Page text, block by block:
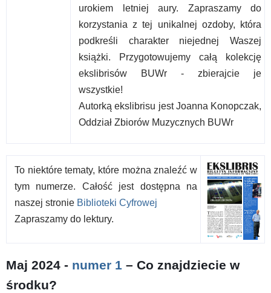
urokiem letniej aury. Zapraszamy do
korzystania z tej unikalnej ozdoby, która
podkreśli charakter niejednej Waszej
książki. Przygotowujemy całą kolekcję
ekslibrisów BUWr - zbierajcie je
wszystkie!
Autorką ekslibrisu jest Joanna Konopczak,
Oddział Zbiorów Muzycznych BUWr
To niektóre tematy, które można znaleźć w
tym numerze. Całość jest dostępna na
naszej stronie Biblioteki Cyfrowej
Zapraszamy do lektury.
Maj 2024 - numer 1 – Co znajdziecie w
środku?